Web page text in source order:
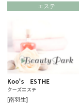
エステ
Koo's ESTHE
クーズエステ
[南羽生]